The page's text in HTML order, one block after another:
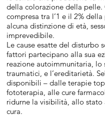
della colorazione della pelle.
compresa tra l’1 e il 2%
alcuna distinzione di età,
imprevedibile.
Le cause esatte del disturbo
fattori partecipano alla sua
reazione autoimmunitaria, lo
traumatici, e l’ereditarietà.
disponibili – dalle terapie
fototerapia, alle cure
ridurne la visibilità, allo stato
cura.